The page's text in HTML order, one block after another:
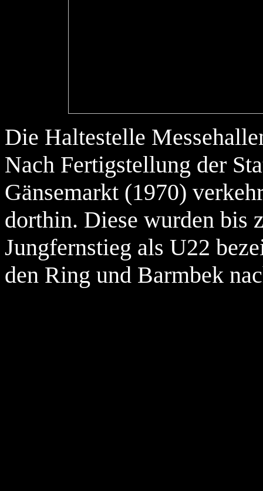
Die Haltestelle
Nach Fertigstellung der
Gänsemarkt (1970)
dorthin. Diese wurden bis
Jungfernstieg als U22
den Ring und Barmbek